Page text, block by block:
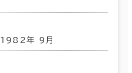
1982年 9月